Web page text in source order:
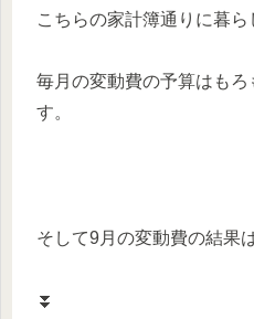
こちらの家計簿通りに暮ら
毎月の変動費の予算はも
す。
そして9月の変動費の結果
⏬